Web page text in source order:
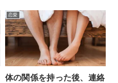
恋愛
体の関係を持った後、連絡